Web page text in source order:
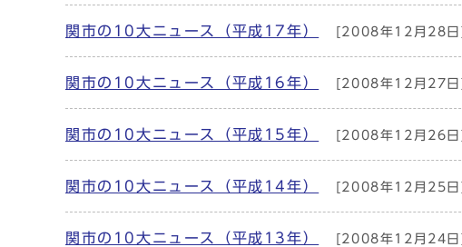
関市の10大ニュース（平成17年） [2008年12月28日]
関市の10大ニュース（平成16年） [2008年12月27日]
関市の10大ニュース（平成15年） [2008年12月26日]
関市の10大ニュース（平成14年） [2008年12月25日]
関市の10大ニュース（平成13年） [2008年12月24日]